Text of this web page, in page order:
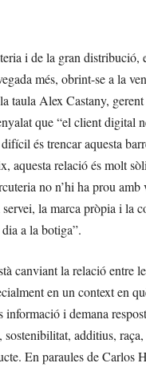
i de la gran distribució,
més, obrint-se a la
taula Alex Castany,
que “el client digital
és trencar aquesta
aquesta relació és molt
no n’hi ha prou amb
la marca pròpia i la
a la botiga”.
canviant la relació entre
en un context en
informació i demana
additius,
En paraules de Carlos